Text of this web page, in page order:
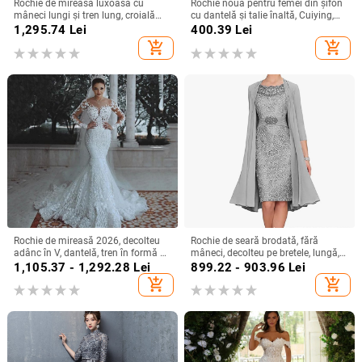
Rochie de mireasă luxoasă cu
mâneci lungi și tren lung, croială
slim, talie înaltă
1,295.74 Lei
add_shopping_cart
Rochie nouă pentru femei din șifon
cu dantelă și talie înaltă, Cuiying,
Cuiying, rochie lungă elegantă cu
400.39 Lei
add_shopping_cart
Rochie de mireasă 2026, decolteu
adânc în V, dantelă, tren în formă de
coadă de pește, stil european-
american
1,105.37 - 1,292.28 Lei
add_shopping_cart
Rochie de seară brodată, fără
mâneci, decolteu pe bretele, lungă,
siluetă la talia medie
899.22 - 903.96 Lei
add_shopping_cart